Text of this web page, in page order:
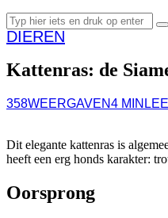
DIEREN
Kattenras: de
358WEERGAVEN4 MIN
Dit elegante kattenras is
heeft een erg honds karakter:
Oorsprong